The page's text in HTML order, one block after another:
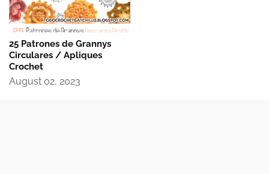
25 Patrones de Grannys
Circulares / Apliques
Crochet
August 02, 2023